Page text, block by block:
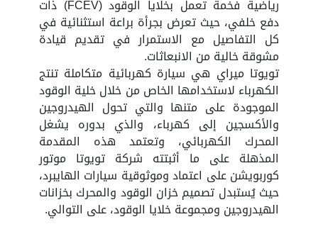
رياضية فخمة تعمل بخلايا الوقود (FCEV) ذات
دفع خلفي، حيث تعرض بجرأة براعة استثنائية في
كل التفاصيل مع الاستمرار في تقديم قيادة
مشوقة خالية من الانبعاثات.
تويوتا ميراي هي سيارة كهربائية متكاملة تنتج
الكهرباء لاستخدامها الخاص من خلال خلية الوقود
الموجودة على متنها والتي تحول الهيدروجين
والأكسجين إلى كهرباء، والذي بدوره يشغل
المحرك الكهربائي، وتعتمد هذه المقدمة
المذهلة على ما أثبتته شركة تويوتا موتور
كوربويشن على اعتماد وموثوقية سيارات الهايبرد،
حيث يُستبدل تصميم خزان الوقود والمحرك بخزانات
الهيدروجين ومجموعة خلايا الوقود، على التوالي.